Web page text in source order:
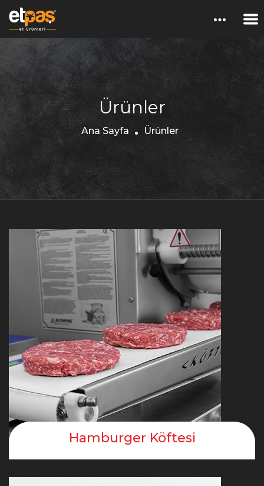
Ürünler
Ana Sayfa Ürünler
Hamburger Köftesi